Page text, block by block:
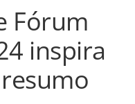
Fórum
inspira